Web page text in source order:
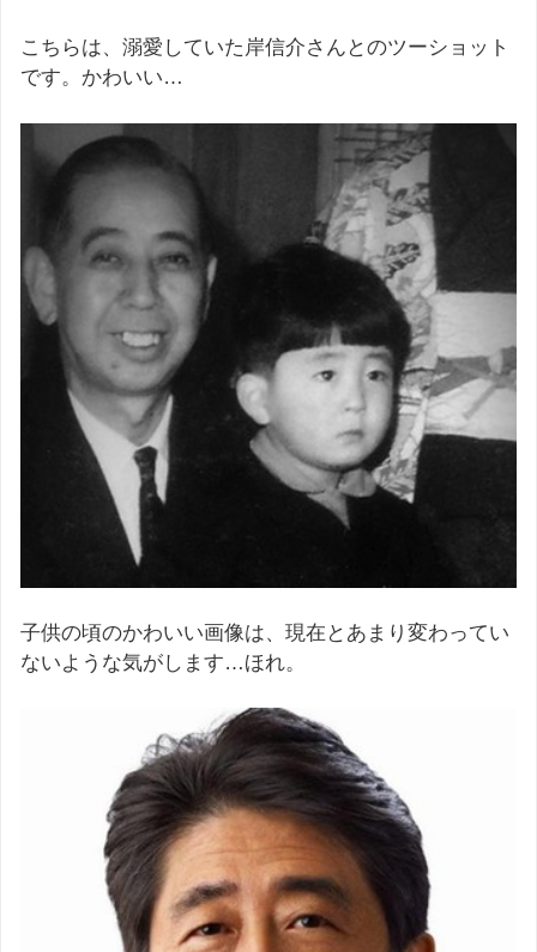
こちらは、溺愛していた岸信介さんとのツーショット
です。かわいい…
子供の頃のかわいい画像は、現在とあまり変わってい
ないような気がします…ほれ。